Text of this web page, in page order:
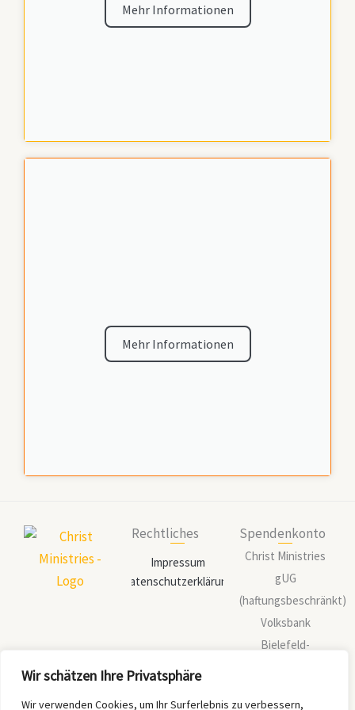
Wir schätzen Ihre Privatsphäre
Wir verwenden Cookies, um Ihr Surferlebnis zu verbessern,
Mehr Informationen
Mehr Informationen
Rechtliches
Impressum
Datenschutzerklärung
Spendenkonto
Christ Ministries
gUG
(haftungsbeschränkt)
Volksbank
Bielefeld-